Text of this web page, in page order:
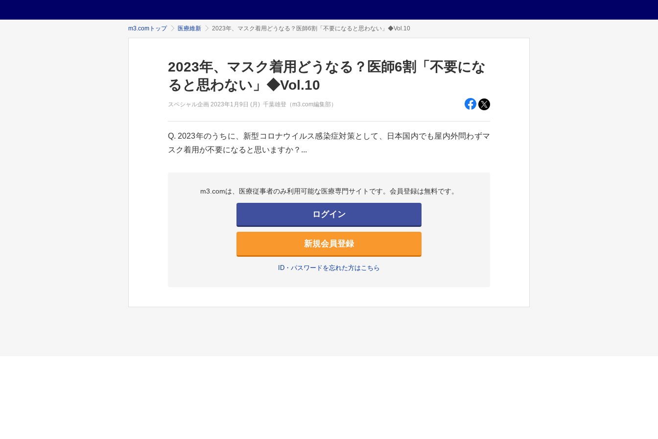
m3.comトップ 医療維新 2023年、マスク着用どうなる？医師6割「不要になると思わない」◆Vol.10
2023年、マスク着用どうなる？医師6割「不要にな
ると思わない」◆Vol.10
スペシャル企画 2023年1月9日 (月) 千葉雄登（m3.com編集部）
Q. 2023年のうちに、新型コロナウイルス感染症対策として、日本国内でも屋内外問わずマ
スク着用が不要になると思いますか？...
m3.comは、医療従事者のみ利用可能な医療専門サイトです。会員登録は無料です。
ログイン
新規会員登録
ID・パスワードを忘れた方はこちら